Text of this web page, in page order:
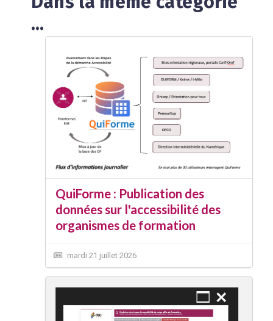
...
QuiForme : Publication des
données sur l'accessibilité des
organismes de formation
mardi 21 juillet 2026